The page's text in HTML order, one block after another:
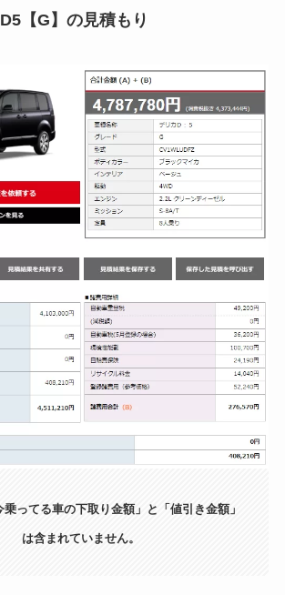
【G】の見積もり
ってる車の下取り金額」と「値引き金額」
は含まれていません。